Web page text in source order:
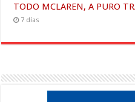
TODO MCLAREN, A PURO
7 días